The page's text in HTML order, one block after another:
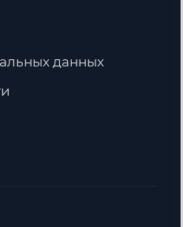
данных